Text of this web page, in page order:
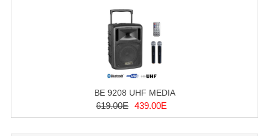
Lecteurs Cd À Plats Lecteur MP3
Lecteurs Double Cd Mixage Intégrée
Lecteurs Double Cd MP3
Minidisc
BE 9208 UHF MEDIA
619.00E 439.00E